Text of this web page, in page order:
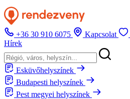
+36 30 910 6075 Kapcsolat
Hírek
Esküvőhelyszínek
Budapesti helyszínek
Pest megyei helyszínek